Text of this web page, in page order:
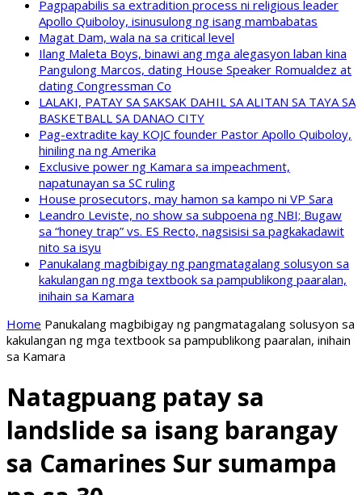
Pagpapabilis sa extradition process ni religious leader
Apollo Quiboloy, isinusulong ng isang mambabatas
Magat Dam, wala na sa critical level
Ilang Maleta Boys, binawi ang mga alegasyon laban kina
Pangulong Marcos, dating House Speaker Romualdez at
dating Congressman Co
LALAKI, PATAY SA SAKSAK DAHIL SA ALITAN SA TAYA SA
BASKETBALL SA DANAO CITY
Pag-extradite kay KOJC founder Pastor Apollo Quiboloy,
hiniling na ng Amerika
Exclusive power ng Kamara sa impeachment,
napatunayan sa SC ruling
House prosecutors, may hamon sa kampo ni VP Sara
Leandro Leviste, no show sa subpoena ng NBI; Bugaw
sa “honey trap” vs. ES Recto, nagsisisi sa pagkakadawit
nito sa isyu
Panukalang magbibigay ng pangmatagalang solusyon sa
kakulangan ng mga textbook sa pampublikong paaralan,
inihain sa Kamara
Home Panukalang magbibigay ng pangmatagalang solusyon sa
kakulangan ng mga textbook sa pampublikong paaralan, inihain
sa Kamara
Natagpuang patay sa
landslide sa isang barangay
sa Camarines Sur sumampa